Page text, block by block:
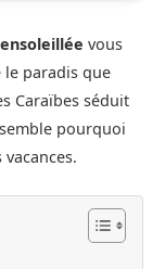
vous
le paradis que
Caraïbes séduit
pourquoi